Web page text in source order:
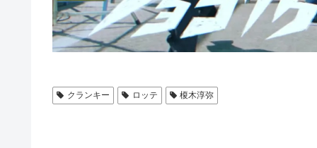
クランキー ロッテ 榎木淳弥